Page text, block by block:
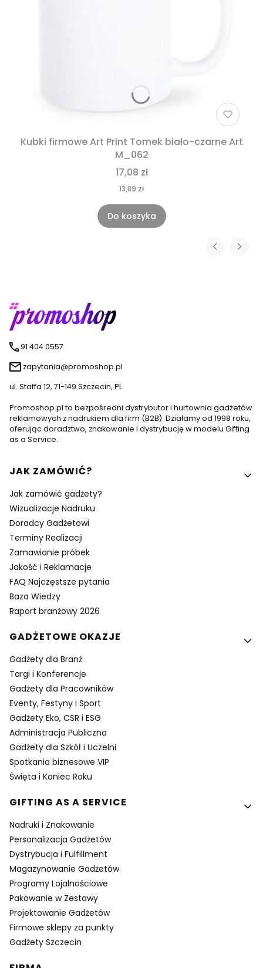
Kubki firmowe Art Print Tomek biało-czarne Art
M_062
17,08 zł
13,89 zł
Do koszyka
91 404 0557
zapytania@promoshop.pl
ul. Staffa 12, 71-149 Szczecin, PL
Promoshop.pl to bezpośredni dystrybutor i hurtownia gadżetów
reklamowych z nadrukiem dla firm (B2B). Działamy od 1998 roku,
oferując doradztwo, znakowanie i dystrybucję w modelu Gifting
as a Service.
Linki w stopce
JAK ZAMÓWIĆ?
Jak zamówić gadżety?
Wizualizacje Nadruku
Doradcy Gadżetowi
Terminy Realizacji
Zamawianie próbek
Jakość i Reklamacje
FAQ Najczęstsze pytania
Baza Wiedzy
Raport branżowy 2026
GADŻETOWE OKAZJE
Gadżety dla Branż
Targi i Konferencje
Gadżety dla Pracowników
Eventy, Festyny i Sport
Gadżety Eko, CSR i ESG
Administracja Publiczna
Gadżety dla Szkół i Uczelni
Spotkania biznesowe VIP
Święta i Koniec Roku
GIFTING AS A SERVICE
Nadruki i Znakowanie
Personalizacja Gadżetów
Dystrybucja i Fulfillment
Magazynowanie Gadżetów
Programy Lojalnościowe
Pakowanie w Zestawy
Projektowanie Gadżetów
Firmowe sklepy za punkty
Gadżety Szczecin